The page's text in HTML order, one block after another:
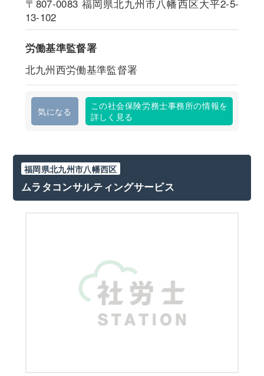
〒807-0083 福岡県北九州市八幡西区大平2-5-
13-102
労働基準監督署
北九州西労働基準監督署
気になる
この社会保険労務士事務所の情報を
詳しく見る
福岡県北九州市八幡西区
ムラタコンサルティングサービス